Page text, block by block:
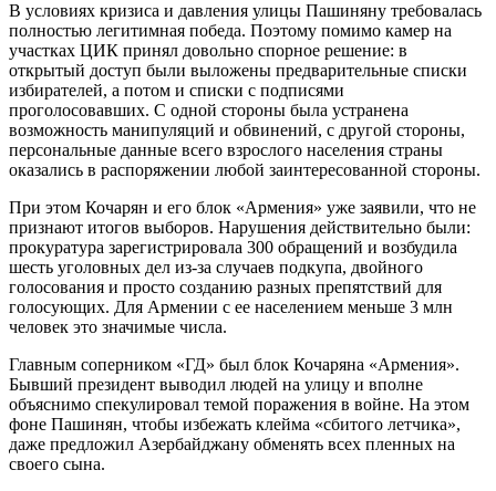
В условиях кризиса и давления улицы Пашиняну требовалась
полностью легитимная победа. Поэтому помимо камер на
участках ЦИК принял довольно спорное решение: в
открытый доступ были выложены предварительные списки
избирателей, а потом и списки с подписями
проголосовавших. С одной стороны была устранена
возможность манипуляций и обвинений, с другой стороны,
персональные данные всего взрослого населения страны
оказались в распоряжении любой заинтересованной стороны.
При этом Кочарян и его блок «Армения» уже заявили, что не
признают итогов выборов. Нарушения действительно были:
прокуратура зарегистрировала 300 обращений и возбудила
шесть уголовных дел из-за случаев подкупа, двойного
голосования и просто созданию разных препятствий для
голосующих. Для Армении с ее населением меньше 3 млн
человек это значимые числа.
Главным соперником «ГД» был блок Кочаряна «Армения».
Бывший президент выводил людей на улицу и вполне
объяснимо спекулировал темой поражения в войне. На этом
фоне Пашинян, чтобы избежать клейма «сбитого летчика»,
даже предложил Азербайджану обменять всех пленных на
своего сына.